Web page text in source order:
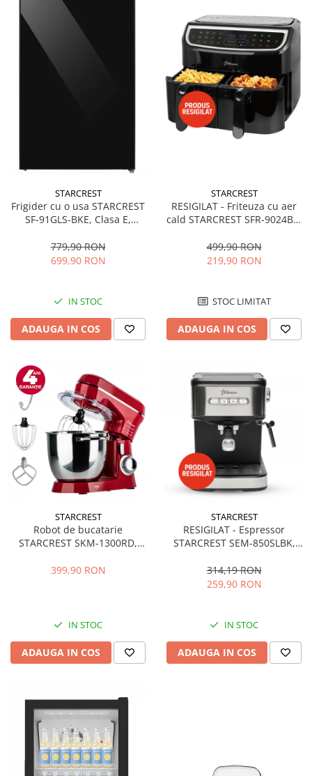
STARCREST
Frigider cu o usa STARCREST
SF-91GLS-BKE, Clasa E,
interioara, H 83 cm, Sticla
Neagra
779,90 RON
699,90 RON
IN STOC
ADAUGA IN COS
STARCREST
RESIGILAT - Friteuza cu aer
cald STARCREST SFR-9024BK,
Termostat 80 - 200 °C, 12
programe, Negru
499,90 RON
219,90 RON
STOC LIMITAT
ADAUGA IN COS
STARCREST
Robot de bucatarie
STARCREST SKM-1300RD,
Accesorii, 10 Viteze + Pulse,
399,90 RON
IN STOC
ADAUGA IN COS
STARCREST
RESIGILAT - Espressor
STARCREST SEM-850SLBK,
detasabil 1.5L, dispozitiv
spumare, filtru dublu din
314,19 RON
259,90 RON
IN STOC
ADAUGA IN COS